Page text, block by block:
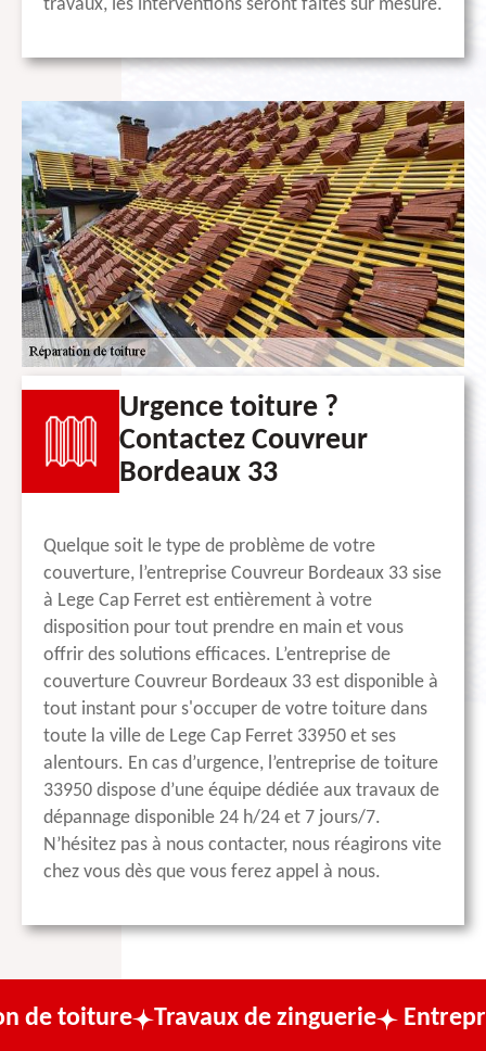
travaux, les interventions seront faites sur mesure.
Urgence toiture ?
Contactez Couvreur
Bordeaux 33
Quelque soit le type de problème de votre
couverture, l’entreprise Couvreur Bordeaux 33 sise
à Lege Cap Ferret est entièrement à votre
disposition pour tout prendre en main et vous
offrir des solutions efficaces. L’entreprise de
couverture Couvreur Bordeaux 33 est disponible à
tout instant pour s'occuper de votre toiture dans
toute la ville de Lege Cap Ferret 33950 et ses
alentours. En cas d’urgence, l’entreprise de toiture
33950 dispose d’une équipe dédiée aux travaux de
dépannage disponible 24 h/24 et 7 jours/7.
N’hésitez pas à nous contacter, nous réagirons vite
chez vous dès que vous ferez appel à nous.
Travaux de zinguerie Entreprise de